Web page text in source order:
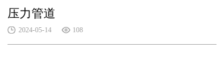
压力管道
2024-05-14 108